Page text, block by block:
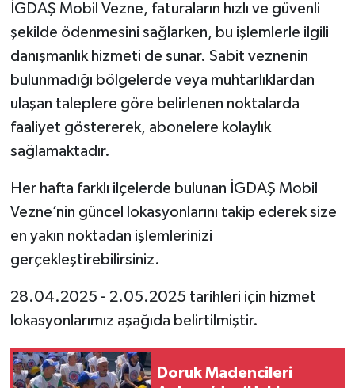
İGDAŞ Mobil Vezne, faturaların hızlı ve güvenli
şekilde ödenmesini sağlarken, bu işlemlerle ilgili
danışmanlık hizmeti de sunar. Sabit veznenin
bulunmadığı bölgelerde veya muhtarlıklardan
ulaşan taleplere göre belirlenen noktalarda
faaliyet göstererek, abonelere kolaylık
sağlamaktadır.
Her hafta farklı ilçelerde bulunan İGDAŞ Mobil
Vezne’nin güncel lokasyonlarını takip ederek size
en yakın noktadan işlemlerinizi
gerçekleştirebilirsiniz.
28.04.2025 - 2.05.2025 tarihleri için hizmet
lokasyonlarımız aşağıda belirtilmiştir.
Doruk Madencileri